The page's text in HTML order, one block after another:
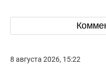
8 августа 2026, 15:22